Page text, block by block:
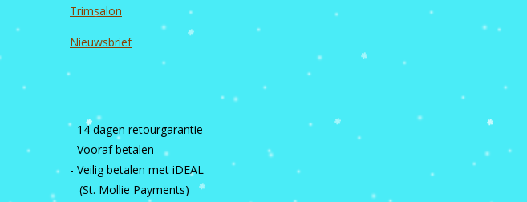
Trimsalon
Nieuwsbrief
- 14 dagen retourgarantie
- Vooraf betalen
- Veilig betalen met iDEAL
(St. Mollie Payments)